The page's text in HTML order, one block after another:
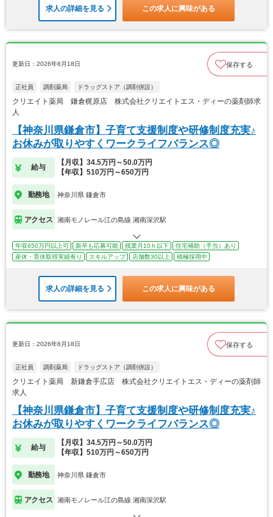
求人の詳細を見る この求人に興味がある
更新日：2026年6月18日 保存する
正社員 調剤薬局 ドラッグストア（調剤併設）
クリエイト薬局 鎌倉梶原店 株式会社クリエイトエス・ディーの薬剤師求
人
【神奈川県鎌倉市】子育て支援制度や研修制度充実♪
お休みが取りやすくワークライフバランス◎
給与
【月収】34.5万円～50.0万円
【年収】510万円～650万円
勤務地 神奈川県 鎌倉市
アクセス 湘南モノレール江の島線 湘南深沢駅
年収650万円以上可 新卒も応募可能 残業月10ｈ以下
住宅補助（手当）あり
産休・育休取得実績有り
スキルアップ 店舗数30以上 積極採用中
求人の詳細を見る この求人に興味がある
更新日：2026年6月18日 保存する
正社員 調剤薬局 ドラッグストア（調剤併設）
クリエイト薬局 新鎌倉手広店 株式会社クリエイトエス・ディーの薬剤師
求人
【神奈川県鎌倉市】子育て支援制度や研修制度充実♪
お休みが取りやすくワークライフバランス◎
給与
【月収】34.5万円～50.0万円
【年収】510万円～650万円
勤務地 神奈川県 鎌倉市
アクセス 湘南モノレール江の島線 湘南深沢駅